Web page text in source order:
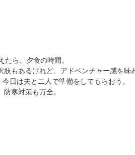
たら、夕食の時間。
肢もあるけれど、アドベンチャー感を味
日は夫と二人で準備をしてもらおう。
寒対策も万全。